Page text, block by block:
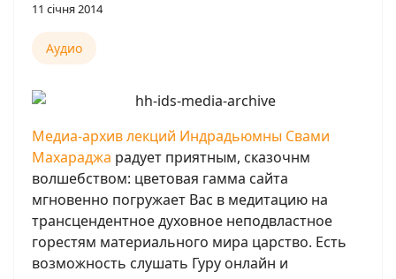
11 січня 2014
Аудио
Медиа-архив лекций Индрадьюмны Свами
Махараджа радует приятным, сказочнм
волшебством: цветовая гамма сайта
мгновенно погружает Вас в медитацию на
трансцендентное духовное неподвластное
горестям материального мира царство. Есть
возможность слушать Гуру онлайн и